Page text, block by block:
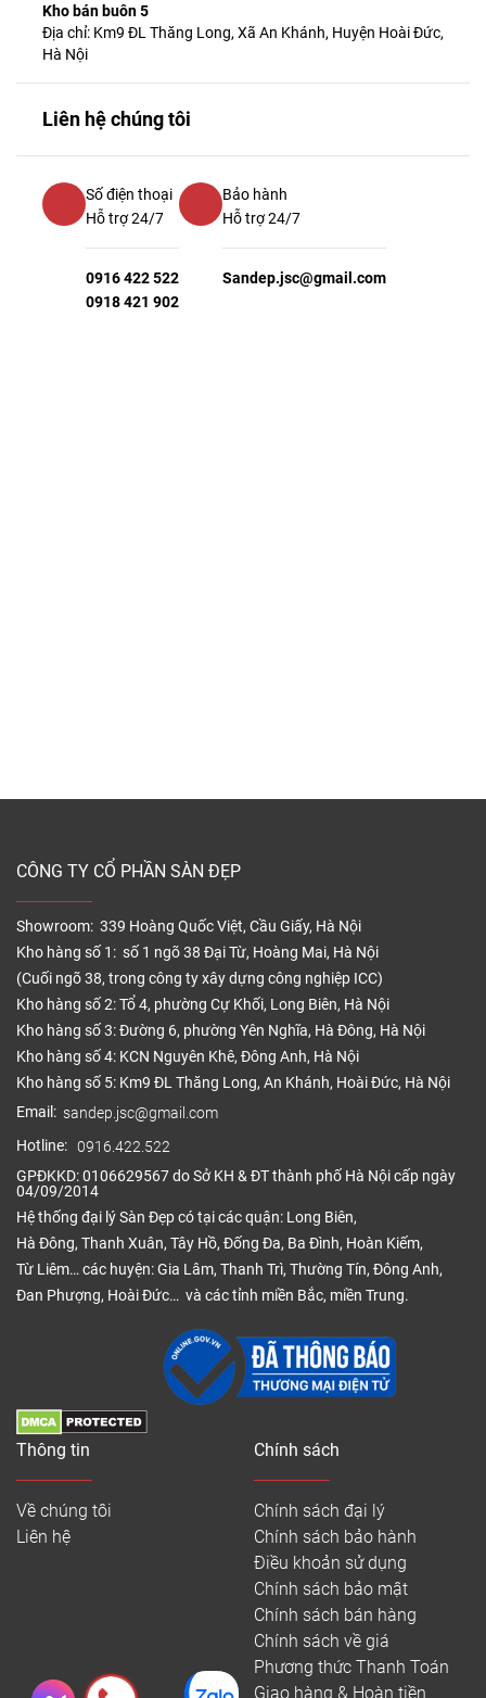
Kho bán buôn 5
Địa chỉ: Km9 ĐL Thăng Long, Xã An Khánh, Huyện Hoài Đức,
Hà Nội
Liên hệ chúng tôi
Số điện thoại
Hỗ trợ 24/7
0916 422 522
0918 421 902
Bảo hành
Hỗ trợ 24/7
Sandep.jsc@gmail.com
CÔNG TY CỔ PHẦN SÀN ĐẸP
Showroom: 339 Hoàng Quốc Việt, Cầu Giấy, Hà Nội
Kho hàng số 1: số 1 ngõ 38 Đại Từ, Hoàng Mai, Hà Nội
(Cuối ngõ 38, trong công ty xây dựng công nghiệp ICC)
Kho hàng số 2: Tổ 4, phường Cự Khối, Long Biên, Hà Nội
Kho hàng số 3: Đường 6, phường Yên Nghĩa, Hà Đông, Hà Nội
Kho hàng số 4: KCN Nguyên Khê, Đông Anh, Hà Nội
Kho hàng số 5: Km9 ĐL Thăng Long, An Khánh, Hoài Đức, Hà Nội
Email: sandep.jsc@gmail.com
Hotline: 0916.422.522
GPĐKKD: 0106629567 do Sở KH & ĐT thành phố Hà Nội cấp ngày
04/09/2014
Hệ thống đại lý Sàn Đẹp có tại các quận: Long Biên,
Hà Đông, Thanh Xuân, Tây Hồ, Đống Đa, Ba Đình, Hoàn Kiếm,
Từ Liêm… các huyện: Gia Lâm, Thanh Trì, Thường Tín, Đông Anh,
Đan Phượng, Hoài Đức… và các tỉnh miền Bắc, miền Trung.
Thông tin
Về chúng tôi
Liên hệ
Chính sách
Chính sách đại lý
Chính sách bảo hành
Điều khoản sử dụng
Chính sách bảo mật
Chính sách bán hàng
Chính sách về giá
Phương thức Thanh Toán
Giao hàng & Hoàn tiền